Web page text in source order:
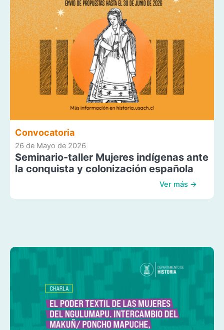
Convocatoria
26 de Mayo de 2026
Seminario-taller Mujeres indígenas ante
la conquista y colonización española
Ver más →